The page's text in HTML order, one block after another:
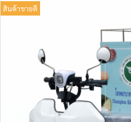
สินค้าขายดี